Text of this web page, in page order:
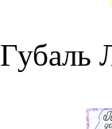
Губаль